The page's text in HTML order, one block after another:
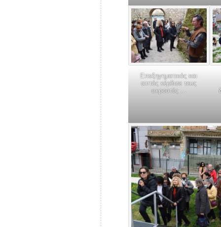
Επεξηγηματικός και
απτός κέρδισε τους
ακροατές …